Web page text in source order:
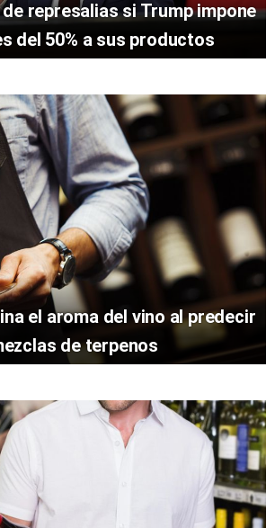
represalias si Trump impone
del 50% a sus productos
el aroma del vino al predecir
de terpenos